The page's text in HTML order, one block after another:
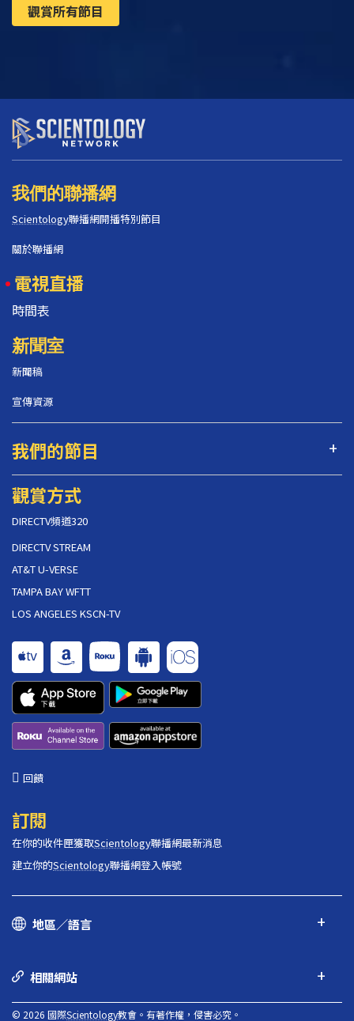
觀賞所有節目
我們的聯播網
Scientology聯播網開播特別節目
關於聯播網
電視直播
時間表
新聞室
新聞稿
宣傳資源
我們的節目
觀賞方式
DIRECTV頻道320
DIRECTV STREAM
AT&T U-VERSE
TAMPA BAY WFTT
LOS ANGELES KSCN-TV
回饋
訂閱
在你的收件匣獲取Scientology聯播網最新消息
建立你的Scientology聯播網登入帳號
地區／語言
相關網站
© 2026 國際Scientology教會。有著作權，侵害必究。